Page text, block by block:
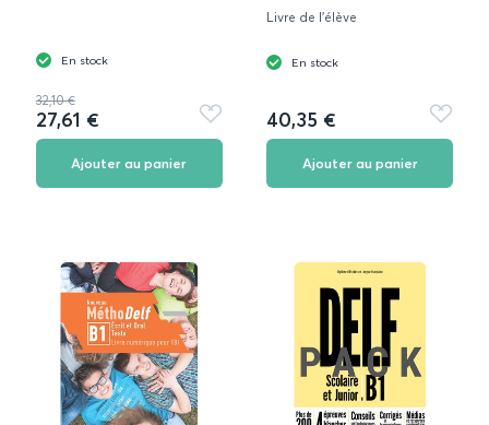
En stock
32,10 €
27,61 €
Ajouter
aux
Ajouter au panier
Livre de l'élève
En stock
40,35 €
Ajouter
aux
Ajouter au panier